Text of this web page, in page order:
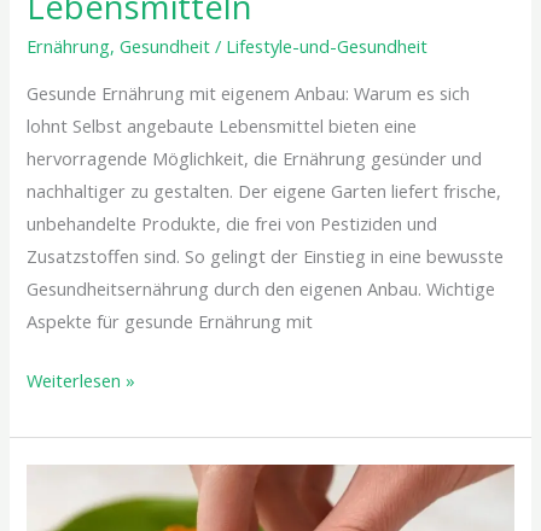
Ernährung,Gesundheit / Lifestyle-und-Gesundheit
Gesunde Ernährung mit eigenem Anbau: Warum es sich
lohnt Selbst angebaute Lebensmittel bieten eine
hervorragende Möglichkeit, die Ernährung gesünder und
nachhaltiger zu gestalten. Der eigene Garten liefert frische,
unbehandelte Produkte, die frei von Pestiziden und
Zusatzstoffen sind. So gelingt der Einstieg in eine bewusste
Gesundheitsernährung durch den eigenen Anbau. Wichtige
Aspekte für gesunde Ernährung mit
Weiterlesen »